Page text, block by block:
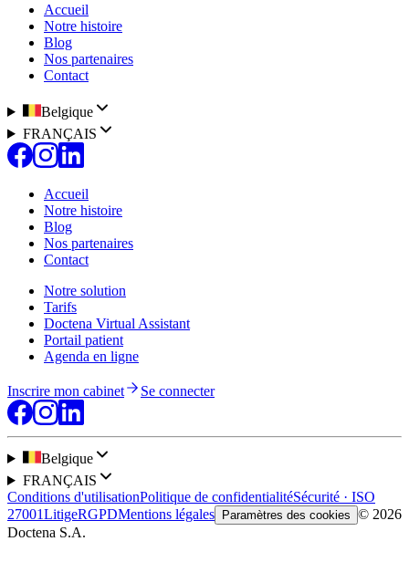
Accueil
Notre histoire
Blog
Nos partenaires
Contact
Belgique
FRANÇAIS
Accueil
Notre histoire
Blog
Nos partenaires
Contact
Notre solution
Tarifs
Doctena Virtual Assistant
Portail patient
Agenda en ligne
Inscrire mon cabinet Se connecter
Belgique
FRANÇAIS
Conditions d'utilisationPolitique de confidentialitéSécurité · ISO
27001LitigeRGPDMentions légales Paramètres des cookies © 2026
Doctena S.A.